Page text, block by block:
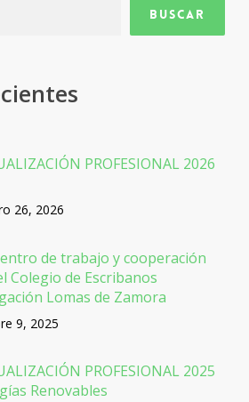
Buscar
PROFESIONAL 2026
26, 2026
de trabajo y cooperación
Colegio de Escribanos
Lomas de Zamora
9, 2025
PROFESIONAL 2025
Renovables